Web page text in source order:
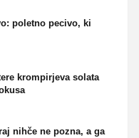
poletno pecivo, ki
krompirjeva solata
nihče ne pozna, a ga